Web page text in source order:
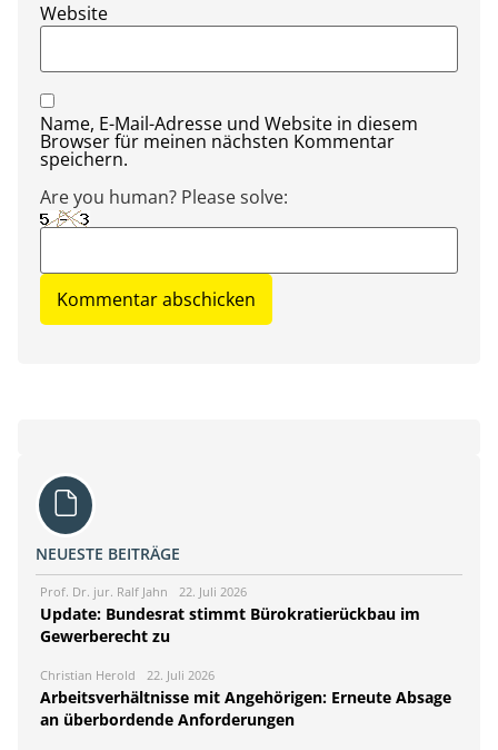
Website
Name, E-Mail-Adresse und Website in diesem
Browser für meinen nächsten Kommentar
speichern.
Are you human? Please solve:
NEUESTE BEITRÄGE
Prof. Dr. jur. Ralf Jahn 22. Juli 2026
Update: Bundesrat stimmt Bürokratierückbau im
Gewerberecht zu
Christian Herold 22. Juli 2026
Arbeitsverhältnisse mit Angehörigen: Erneute Absage
an überbordende Anforderungen